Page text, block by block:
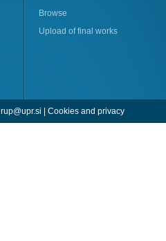
Browse
Upload of final works
rup@upr.si | Cookies and privacy